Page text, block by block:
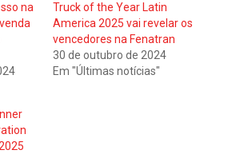
na
Truck of the Year Latin
America 2025 vai revelar os
vencedores na Fenatran
30 de outubro de 2024
Em "Últimas notícias"